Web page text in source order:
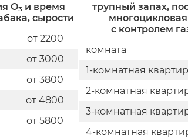
O₃ и время
сырости
от 2200
от 3000
от 3800
от 4800
от 5800
трупный запах,
с контролем
комната
1-комнатная
2-комнатная
3-комнатная
4-комнатная